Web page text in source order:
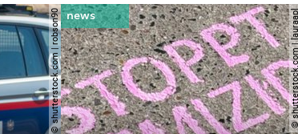
© shutterstock.com | robson90 ©